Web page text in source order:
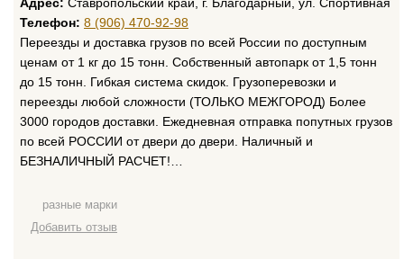
Телефон: 8 (906) 470-92-98
Переезды и доставка грузов по всей России по доступным
ценам от 1 кг до 15 тонн. Собственный автопарк от 1,5 тонн
до 15 тонн. Гибкая система скидок. Грузоперевозки и
переезды любой сложности (ТОЛЬКО МЕЖГОРОД) Более
3000 городов доставки. Ежедневная отправка попутных грузов
по всей РОССИИ от двери до двери. Наличный и
БЕЗНАЛИЧНЫЙ РАСЧЕТ!…
разные марки
Добавить отзыв